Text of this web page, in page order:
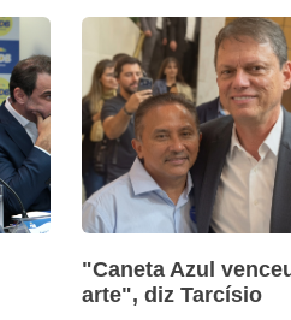
"Caneta Azul
arte", diz Tarcísio